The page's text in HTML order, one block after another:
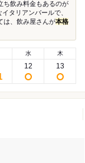
ち飲み料金もあるのが
イタリアンバールで、
は、飲み屋さんが本格
水
12
木
13